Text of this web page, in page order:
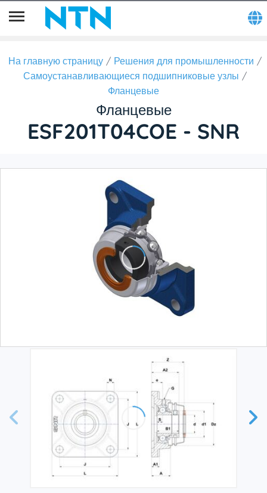
На главную страницу
Решения для промышленности
Самоустанавливающиеся подшипниковые узлы
Фланцевые
Фланцевые
ESF201T04COE - SNR